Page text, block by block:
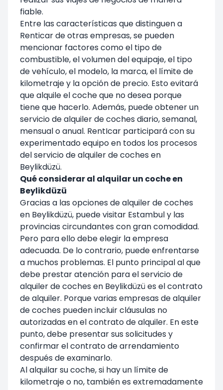
fiable.
Entre las características que distinguen a
Renticar de otras empresas, se pueden
mencionar factores como el tipo de
combustible, el volumen del equipaje, el tipo
de vehículo, el modelo, la marca, el límite de
kilometraje y la opción de precio. Esto evitará
que alquile el coche que no desea porque
tiene que hacerlo. Además, puede obtener un
servicio de alquiler de coches diario, semanal,
mensual o anual. RentIcar participará con su
experimentado equipo en todos los procesos
del servicio de alquiler de coches en
Beylikdüzü.
Qué considerar al alquilar un coche en
Beylikdüzü
Gracias a las opciones de alquiler de coches
en Beylikdüzü, puede visitar Estambul y las
provincias circundantes con gran comodidad.
Pero para ello debe elegir la empresa
adecuada. De lo contrario, puede enfrentarse
a muchos problemas. El punto principal al que
debe prestar atención para el servicio de
alquiler de coches en Beylikdüzü es el contrato
de alquiler. Porque varias empresas de alquiler
de coches pueden incluir cláusulas no
autorizadas en el contrato de alquiler. En este
punto, debe presentar sus solicitudes y
confirmar el contrato de arrendamiento
después de examinarlo.
Al alquilar su coche, si hay un límite de
kilometraje o no, también es extremadamente